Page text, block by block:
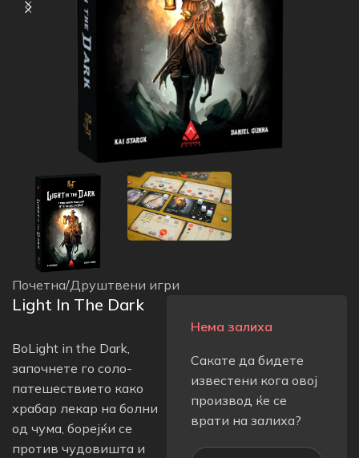
Почетна/Друштвени игри
Light In The Dark
ВоLight in the Dark,
започнете го соло-
патешествието како
храбар лекар на болни
од чума, борејќи се
против чудовишта и
Нема залиха
Сакате да бидете
известени кога овој
производ ќе се
врати на залиха?